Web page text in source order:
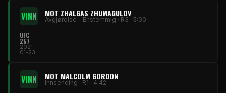
VINN MOT ZHALGAS ZHUMAGULOV
Avgjørelse - Enstemmig · R3 · 5:00
UFC
257
2021-
01-23
VINN MOT MALCOLM GORDON
Innsending · R1 · 4:42